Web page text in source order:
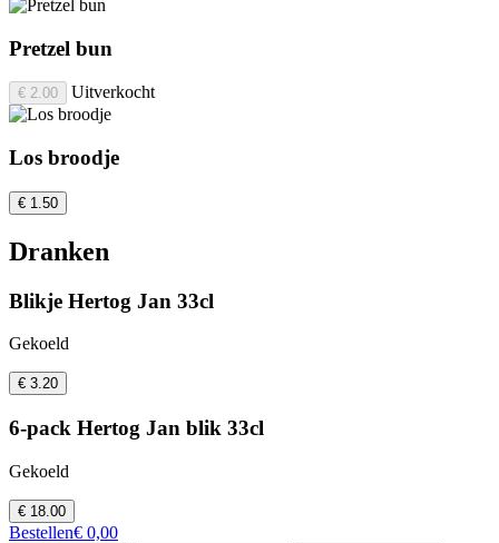
Pretzel bun
€ 2.00 Uitverkocht
Los broodje
€ 1.50
Dranken
Blikje Hertog Jan 33cl
Gekoeld
€ 3.20
6-pack Hertog Jan blik 33cl
Gekoeld
€ 18.00
Bestellen€ 0,00